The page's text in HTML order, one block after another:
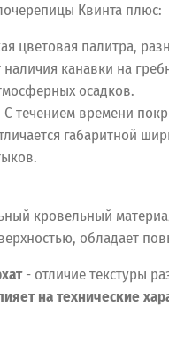
Квинта плюс:
цветовая палитра,
канавки на
осадков.
С течением времени
габаритной
кровельный
обладает
- отличие текстуры
на технические